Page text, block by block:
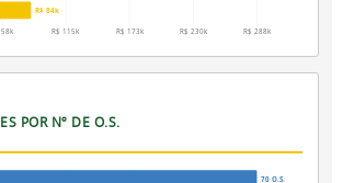
58k R$ 115k R$ 173k R$ 230k R$ 288k
R$ 84k
POR Nº DE O.S.
70 O.S.